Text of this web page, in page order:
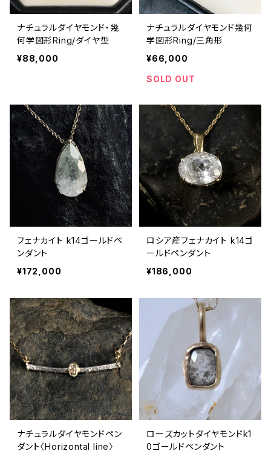
ナチュラルダイヤモンド・幾
何学図形Ring/ダイヤ型
¥88,000
ナチュラルダイヤモンド幾何
学図形Ring/三角形
¥66,000
SOLD OUT
フェナカイト k14ゴールドペ
ンダント
¥172,000
ロシア産フェナカイト k14ゴ
ールドペンダント
¥186,000
ナチュラルダイヤモンドペン
ダント〈Horizontal line〉
ローズカットダイヤモンドk1
0ゴールドペンダント